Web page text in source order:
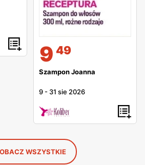
9 49
Szampon Joanna
9 - 31 sie 2026
WSZYSTKIE